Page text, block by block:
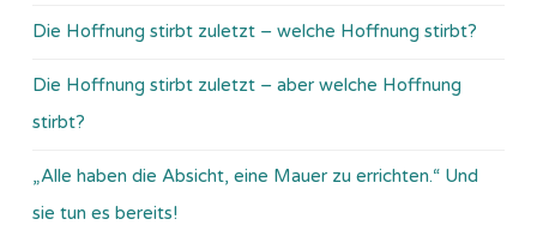
Die Hoffnung stirbt zuletzt – welche Hoffnung stirbt?
Die Hoffnung stirbt zuletzt – aber welche Hoffnung
stirbt?
„Alle haben die Absicht, eine Mauer zu errichten.“ Und
sie tun es bereits!